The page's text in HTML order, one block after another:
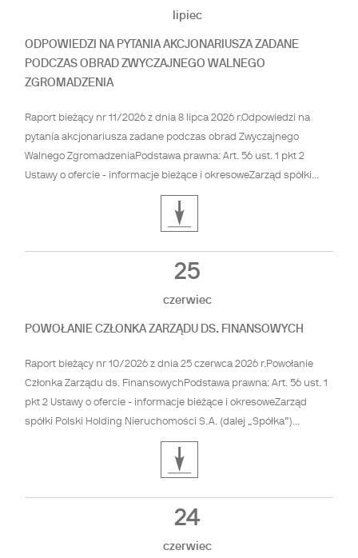
lipiec
ODPOWIEDZI NA PYTANIA AKCJONARIUSZA ZADANE
PODCZAS OBRAD ZWYCZAJNEGO WALNEGO
ZGROMADZENIA
Raport bieżący nr 11/2026 z dnia 8 lipca 2026 r.Odpowiedzi na
pytania akcjonariusza zadane podczas obrad Zwyczajnego
Walnego ZgromadzeniaPodstawa prawna: Art. 56 ust. 1 pkt 2
Ustawy o ofercie - informacje bieżące i okresoweZarząd spółki...
25
czerwiec
POWOŁANIE CZŁONKA ZARZĄDU DS. FINANSOWYCH
Raport bieżący nr 10/2026 z dnia 25 czerwca 2026 r.Powołanie
Członka Zarządu ds. FinansowychPodstawa prawna: Art. 56 ust. 1
pkt 2 Ustawy o ofercie - informacje bieżące i okresoweZarząd
spółki Polski Holding Nieruchomości S.A. (dalej „Spółka”)...
24
czerwiec